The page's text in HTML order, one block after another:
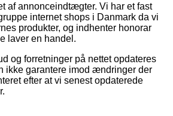
af annonceindtægter. Vi har et fast
internet shops i Danmark da vi
produkter, og indhenter honorar
laver en handel.
og forretninger på nettet opdateres
ikke garantere imod ændringer der
efter at vi senest opdaterede